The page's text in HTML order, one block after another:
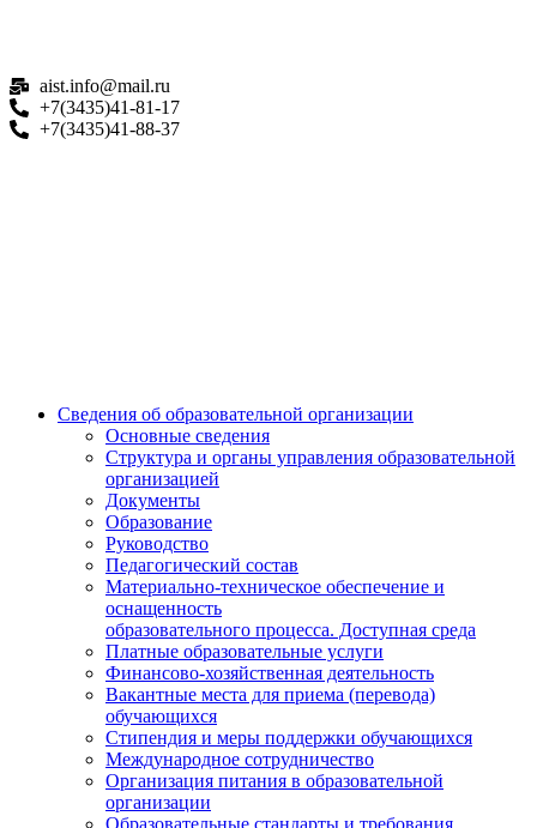
aist.info@mail.ru
+7(3435)41-81-17
+7(3435)41-88-37
Сведения об образовательной организации
Основные сведения
Структура и органы управления образовательной
организацией
Документы
Образование
Руководство
Педагогический состав
Материально-техническое обеспечение и
оснащенность
образовательного процесса. Доступная среда
Платные образовательные услуги
Финансово-хозяйственная деятельность
Вакантные места для приема (перевода)
обучающихся
Стипендия и меры поддержки обучающихся
Международное сотрудничество
Организация питания в образовательной
организации
Образовательные стандарты и требования